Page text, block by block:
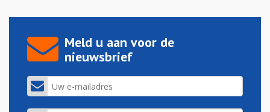
Meld u aan voor de
nieuwsbrief